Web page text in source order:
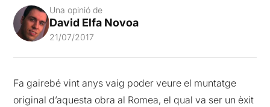
Una opinió de
David Elfa Novoa
21/07/2017
Fa gairebé vint anys vaig poder veure el muntatge
original d’aquesta obra al Romea, el qual va ser un èxit